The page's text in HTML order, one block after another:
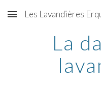
Skip to main content
Les Lavandières
La